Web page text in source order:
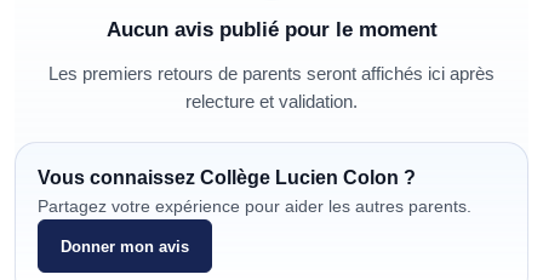
Aucun avis publié pour le moment
Les premiers retours de parents seront affichés ici après
relecture et validation.
Vous connaissez Collège Lucien Colon ?
Partagez votre expérience pour aider les autres parents.
Donner mon avis